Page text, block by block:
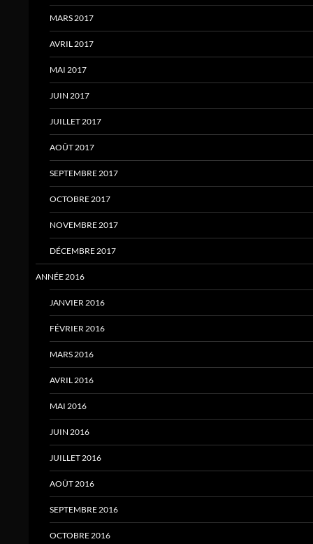
MARS 2017
AVRIL 2017
MAI 2017
JUIN 2017
JUILLET 2017
AOÛT 2017
SEPTEMBRE 2017
OCTOBRE 2017
NOVEMBRE 2017
DÉCEMBRE 2017
ANNÉE 2016
JANVIER 2016
FÉVRIER 2016
MARS 2016
AVRIL 2016
MAI 2016
JUIN 2016
JUILLET 2016
AOÛT 2016
SEPTEMBRE 2016
OCTOBRE 2016